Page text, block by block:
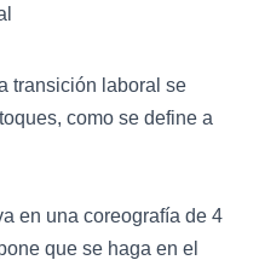
transición laboral se
como se define a
en una coreografía de 4
que se haga en el